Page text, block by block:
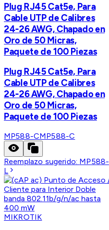
Plug RJ45 Cat5e, Para
Cable UTP de Calibres
24-26 AWG, Chapado en
Oro de 50 Micras,
Paquete de 100 Piezas
Plug RJ45 Cat5e, Para
Cable UTP de Calibres
24-26 AWG, Chapado en
Oro de 50 Micras,
Paquete de 100 Piezas
MP588-CMP588-C
Reemplazo sugerido: MP588-
L
MIKROTIK